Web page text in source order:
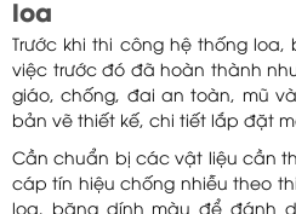
loa
Trước khi thi công hệ thống
việc trước đó đã hoàn thành
giáo, chống, đai an toàn, mũ
bản vẽ thiết kế, chi tiết lắp đặt
Cần chuẩn bị các vật liệu cần
cáp tín hiệu chống nhiễu theo